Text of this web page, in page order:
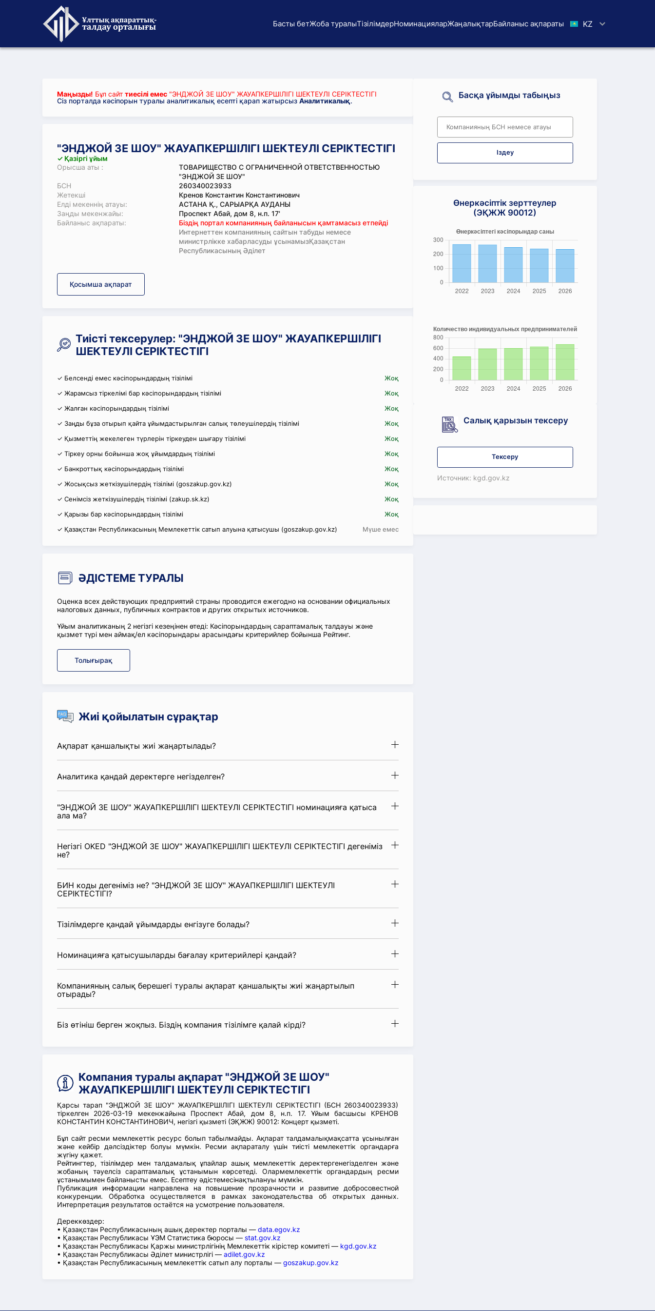
Басты бетЖоба туралыТізілімдерНоминацияларЖаңалықтарБайланыс ақпараты KZ
Маңызды! Бұл сайт тиесілі емес "ЭНДЖОЙ ЗЕ ШОУ" ЖАУАПКЕРШІЛІГІ ШЕКТЕУЛІ СЕРІКТЕСТІГІ
Сіз порталда кәсіпорын туралы аналитикалық есепті қарап жатырсыз Аналитикалық.
"ЭНДЖОЙ ЗЕ ШОУ" ЖАУАПКЕРШІЛІГІ ШЕКТЕУЛІ СЕРІКТЕСТІГІ
✓ Қазіргі ұйым
Орысша аты :
ТОВАРИЩЕСТВО С ОГРАНИЧЕННОЙ ОТВЕТСТВЕННОСТЬЮ
"ЭНДЖОЙ ЗЕ ШОУ"
БСН
260340023933
Жетекші
Кренов Константин Константинович
Елді мекеннің атауы:
АСТАНА Қ., САРЫАРҚА АУДАНЫ
Заңды мекенжайы:
Проспект Абай, дом 8, н.п. 17'
Байланыс ақпараты:
Біздің портал компанияның байланысын қамтамасыз етпейді
Интернеттен компанияның сайтын табуды немесе
министрлікке хабарласуды ұсынамызҚазақстан
Республикасының Әділет
Қосымша ақпарат
Тиісті тексерулер: "ЭНДЖОЙ ЗЕ ШОУ" ЖАУАПКЕРШІЛІГІ
ШЕКТЕУЛІ СЕРІКТЕСТІГІ
✓ Белсенді емес кәсіпорындардың тізілімі
Жоқ
✓ Жарамсыз тіркелімі бар кәсіпорындардың тізілімі
Жоқ
✓ Жалған кәсіпорындардың тізілімі
Жоқ
✓ Заңды бұза отырып қайта ұйымдастырылған салық төлеушілердің тізілімі
Жоқ
✓ Қызметтің жекелеген түрлерін тіркеуден шығару тізілімі
Жоқ
✓ Тіркеу орны бойынша жоқ ұйымдардың тізілімі
Жоқ
✓ Банкроттық кәсіпорындардың тізілімі
Жоқ
✓ Жосықсыз жеткізушілердің тізілімі (goszakup.gov.kz)
Жоқ
✓ Сенімсіз жеткізушілердің тізілімі (zakup.sk.kz)
Жоқ
✓ Қарызы бар кәсіпорындардың тізілімі
Жоқ
✓ Қазақстан Республикасының Мемлекеттік сатып алуына қатысушы (goszakup.gov.kz)
Мүше емес
ӘДІСТЕМЕ ТУРАЛЫ
Оценка всех действующих предприятий страны проводится ежегодно на основании официальных
налоговых данных, публичных контрактов и других открытых источников.
Ұйым аналитиканың 2 негізгі кезеңінен өтеді: Кәсіпорындардың сараптамалық талдауы және
қызмет түрі мен аймақ/ел кәсіпорындары арасындағы критерийлер бойынша Рейтинг.
Толығырақ
Жиі қойылатын сұрақтар
Ақпарат қаншалықты жиі жаңартылады?
Аналитика қандай деректерге негізделген?
"ЭНДЖОЙ ЗЕ ШОУ" ЖАУАПКЕРШІЛІГІ ШЕКТЕУЛІ СЕРІКТЕСТІГІ номинацияға қатыса
ала ма?
Негізгі OKED "ЭНДЖОЙ ЗЕ ШОУ" ЖАУАПКЕРШІЛІГІ ШЕКТЕУЛІ СЕРІКТЕСТІГІ дегеніміз
не?
БИН коды дегеніміз не? "ЭНДЖОЙ ЗЕ ШОУ" ЖАУАПКЕРШІЛІГІ ШЕКТЕУЛІ
СЕРІКТЕСТІГІ?
Тізілімдерге қандай ұйымдарды енгізуге болады?
Номинацияға қатысушыларды бағалау критерийлері қандай?
Компанияның салық берешегі туралы ақпарат қаншалықты жиі жаңартылып
отырады?
Біз өтініш берген жоқпыз. Біздің компания тізілімге қалай кірді?
Компания туралы ақпарат "ЭНДЖОЙ ЗЕ ШОУ"
ЖАУАПКЕРШІЛІГІ ШЕКТЕУЛІ СЕРІКТЕСТІГІ
Қарсы тарап "ЭНДЖОЙ ЗЕ ШОУ" ЖАУАПКЕРШІЛІГІ ШЕКТЕУЛІ СЕРІКТЕСТІГІ (БСН 260340023933)
тіркелген 2026-03-19 мекенжайына Проспект Абай, дом 8, н.п. 17. Ұйым басшысы КРЕНОВ
КОНСТАНТИН КОНСТАНТИНОВИЧ, негізгі қызметі (ЭҚЖЖ) 90012: Концерт қызметі.
Бұл сайт ресми мемлекеттік ресурс болып табылмайды. Ақпарат талдамалықмақсатта ұсынылған
және кейбір дәлсіздіктер болуы мүмкін. Ресми ақпараталу үшін тиісті мемлекеттік органдарға
жүгіну қажет.
Рейтингтер, тізілімдер мен талдамалық ұпайлар ашық мемлекеттік деректергенегізделген және
жобаның тәуелсіз сараптамалық ұстанымын көрсетеді. Олармемлекеттік органдардың ресми
ұстанымымен байланысты емес. Есептеу әдістемесінақтылануы мүмкін.
Публикация информации направлена на повышение прозрачности и развитие добросовестной
конкуренции. Обработка осуществляется в рамках законодательства об открытых данных.
Интерпретация результатов остаётся на усмотрение пользователя.
Дереккөздер:
• Қазақстан Республикасының ашық деректер порталы — data.egov.kz
• Қазақстан Республикасы ҰЭМ Статистика бюросы — stat.gov.kz
• Қазақстан Республикасы Қаржы министрлігінің Мемлекеттік кірістер комитеті — kgd.gov.kz
• Қазақстан Республикасы Әділет министрлігі — adilet.gov.kz
• Қазақстан Республикасының мемлекеттік сатып алу порталы — goszakup.gov.kz
Басқа ұйымды табыңыз
Іздеу
Өнеркәсіптік зерттеулер
(ЭҚЖЖ 90012)
Салық қарызын тексеру
Тексеру
Источник: kgd.gov.kz